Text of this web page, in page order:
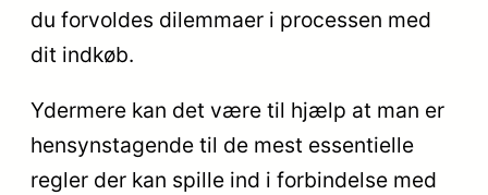
du forvoldes dilemmaer i processen med
dit indkøb.
Ydermere kan det være til hjælp at man er
hensynstagende til de mest essentielle
regler der kan spille ind i forbindelse med